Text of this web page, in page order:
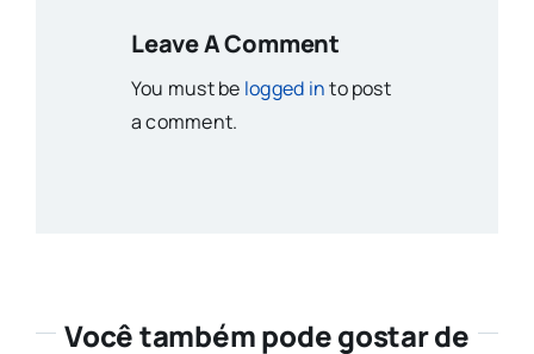
Leave A Comment
You must be logged into post
a comment.
Você também pode gostar de